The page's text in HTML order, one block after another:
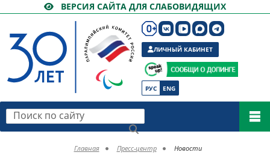
ВЕРСИЯ САЙТА ДЛЯ СЛАБОВИДЯЩИХ
РУС ENG
ЛИЧНЫЙ КАБИНЕТ
Поиск по сайту
Главная Пресс-центр Новости